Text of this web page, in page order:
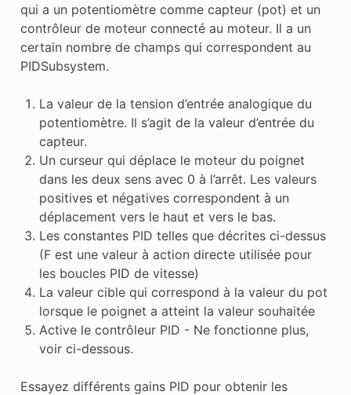
qui a un potentiomètre comme capteur (pot) et un
contrôleur de moteur connecté au moteur. Il a un
certain nombre de champs qui correspondent au
PIDSubsystem.
La valeur de la tension d’entrée analogique du
potentiomètre. Il s’agit de la valeur d’entrée du
capteur.
Un curseur qui déplace le moteur du poignet
dans les deux sens avec 0 à l’arrêt. Les valeurs
positives et négatives correspondent à un
déplacement vers le haut et vers le bas.
Les constantes PID telles que décrites ci-dessus
(F est une valeur à action directe utilisée pour
les boucles PID de vitesse)
La valeur cible qui correspond à la valeur du pot
lorsque le poignet a atteint la valeur souhaitée
Active le contrôleur PID - Ne fonctionne plus,
voir ci-dessous.
Essayez différents gains PID pour obtenir les